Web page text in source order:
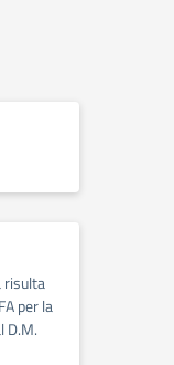
risulta
per la
D.M.